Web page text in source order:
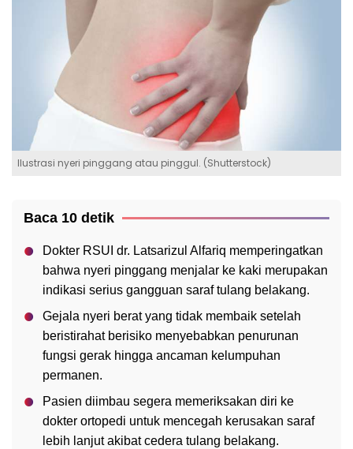
Ilustrasi nyeri pinggang atau pinggul. (Shutterstock)
Baca 10 detik
Dokter RSUI dr. Latsarizul Alfariq memperingatkan
bahwa nyeri pinggang menjalar ke kaki merupakan
indikasi serius gangguan saraf tulang belakang.
Gejala nyeri berat yang tidak membaik setelah
beristirahat berisiko menyebabkan penurunan
fungsi gerak hingga ancaman kelumpuhan
permanen.
Pasien diimbau segera memeriksakan diri ke
dokter ortopedi untuk mencegah kerusakan saraf
lebih lanjut akibat cedera tulang belakang.